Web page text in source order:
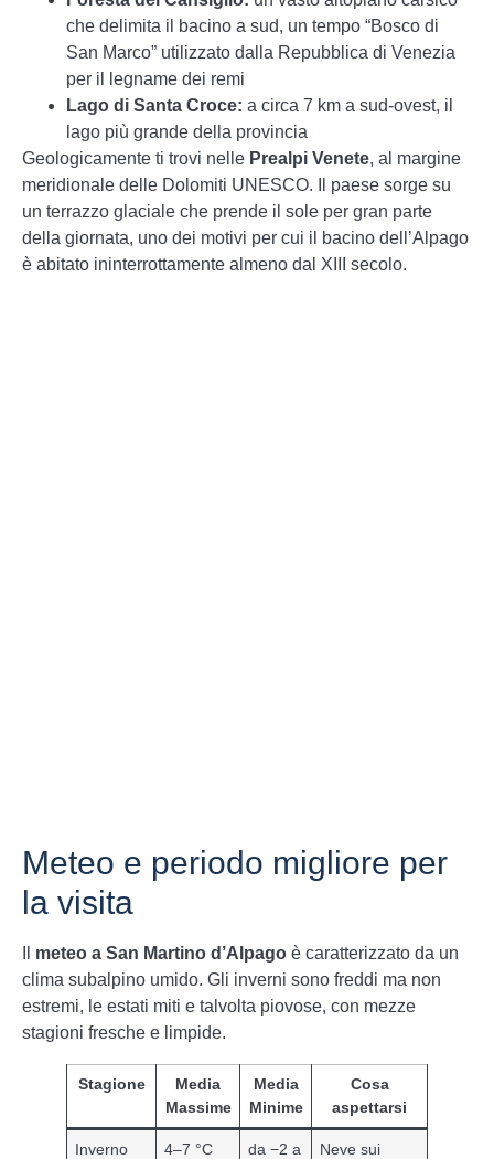
che delimita il bacino a sud, un tempo “Bosco di
San Marco” utilizzato dalla Repubblica di Venezia
per il legname dei remi
Lago di Santa Croce: a circa 7 km a sud-ovest, il
lago più grande della provincia
Geologicamente ti trovi nelle Prealpi Venete, al margine
meridionale delle Dolomiti UNESCO. Il paese sorge su
un terrazzo glaciale che prende il sole per gran parte
della giornata, uno dei motivi per cui il bacino dell’Alpago
è abitato ininterrottamente almeno dal XIII secolo.
Meteo e periodo migliore per
la visita
meteo a San Martino d’Alpago è caratterizzato da un
clima subalpino umido. Gli inverni sono freddi ma non
estremi, le estati miti e talvolta piovose, con mezze
stagioni fresche e limpide.
Stagione
Media
Massime
Media
Minime
Cosa
aspettarsi
Inverno
4–7 °C
da −2 a
Neve sui